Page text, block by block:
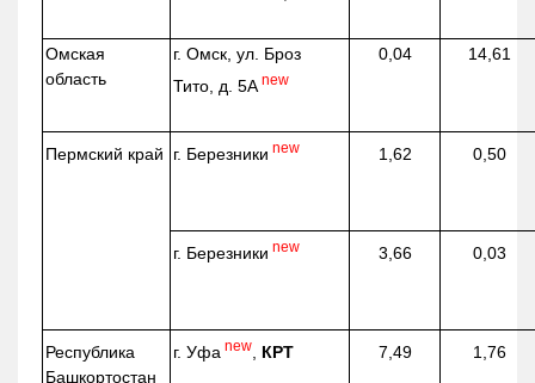
Омская
область
г. Омск, ул. Броз
Тито, д. 5А new
0,04 14,61
Пермский край г. Березники new 1,62 0,50
г. Березники new 3,66 0,03
Республика
Башкортостан
г. Уфа new КРТ 7,49 1,76